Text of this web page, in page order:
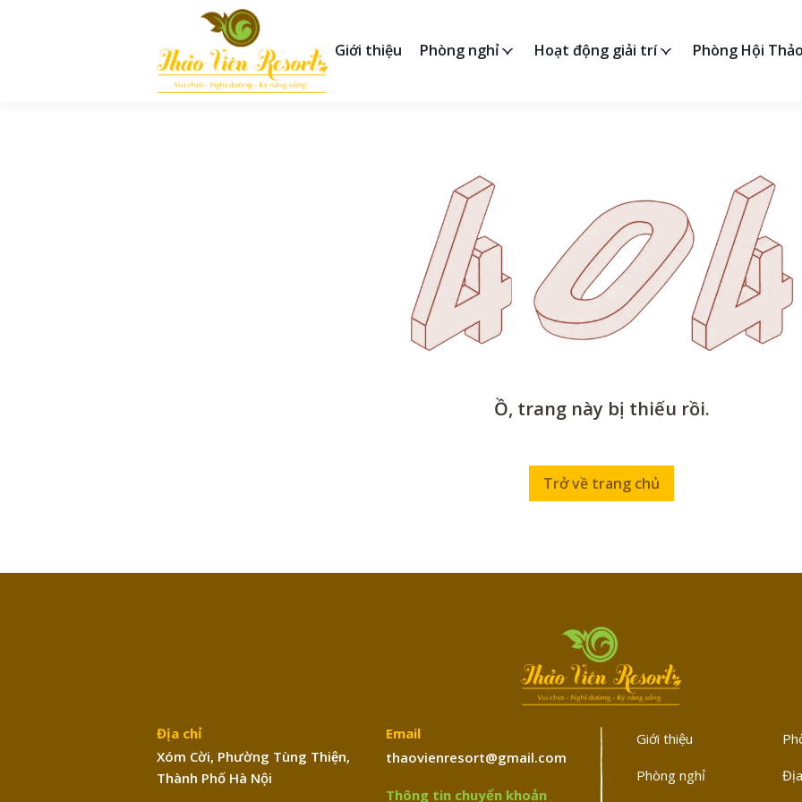
Giới thiệu Phòng nghỉ Hoạt động giải trí Phòng Hội Thảo
Ồ, trang này bị thiếu rồi.
Trở về trang chủ
Địa chỉ
Xóm Cời, Phường Tùng Thiện,
Thành Phố Hà Nội
Email
thaovienresort@gmail.com
Thông tin chuyển khoản
Giới thiệu
Phòng nghỉ